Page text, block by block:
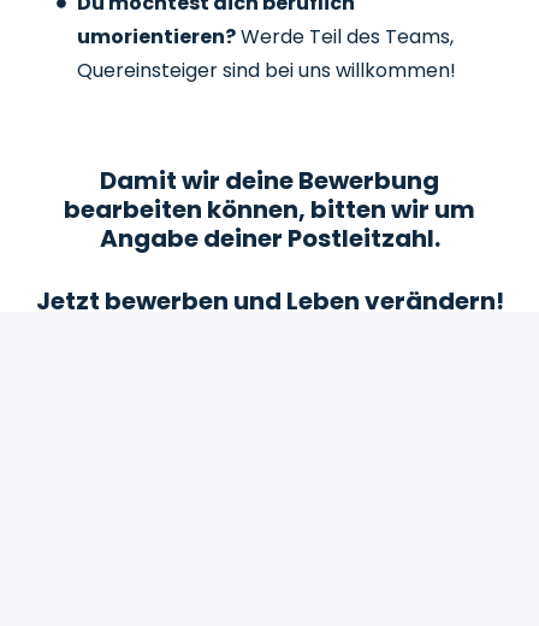
umorientieren?Werde Teil des Teams,
Quereinsteiger sind bei uns willkommen!
Damit wir deine Bewerbung
bearbeiten können, bitten wir um
Angabe deiner Postleitzahl.
Jetzt bewerben und Leben verändern!